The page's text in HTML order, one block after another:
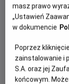
PREMIERA
11 października
REŻYSERIA
Anna Kendrick
OBSADA
Anna Kendrick,
Młoda i
karierę, ale póki
programie
masz prawo
„Ustawień
w dokumencie
Poprzez
zainstalowanie i
S.A. oraz jej
końcowym.